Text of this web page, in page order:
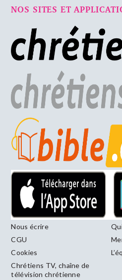
NOS SITES ET
Nous écrire
CGU
Cookies
Chrétiens TV, chaîne de
télévision chrétienne